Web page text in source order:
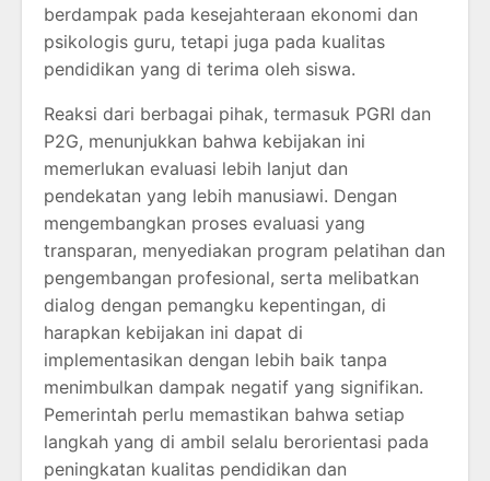
berdampak pada kesejahteraan ekonomi dan
psikologis guru, tetapi juga pada kualitas
pendidikan yang di terima oleh siswa.
Reaksi dari berbagai pihak, termasuk PGRI dan
P2G, menunjukkan bahwa kebijakan ini
memerlukan evaluasi lebih lanjut dan
pendekatan yang lebih manusiawi. Dengan
mengembangkan proses evaluasi yang
transparan, menyediakan program pelatihan dan
pengembangan profesional, serta melibatkan
dialog dengan pemangku kepentingan, di
harapkan kebijakan ini dapat di
implementasikan dengan lebih baik tanpa
menimbulkan dampak negatif yang signifikan.
Pemerintah perlu memastikan bahwa setiap
langkah yang di ambil selalu berorientasi pada
peningkatan kualitas pendidikan dan